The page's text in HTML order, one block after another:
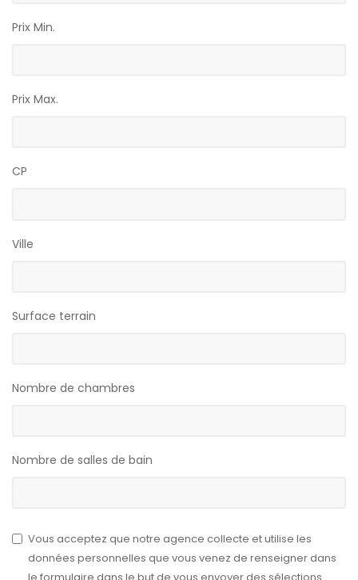
Prix Min.
Prix Max.
CP
Ville
Surface terrain
Nombre de chambres
Nombre de salles de bain
Vous acceptez que notre agence collecte et utilise les
données personnelles que vous venez de renseigner dans